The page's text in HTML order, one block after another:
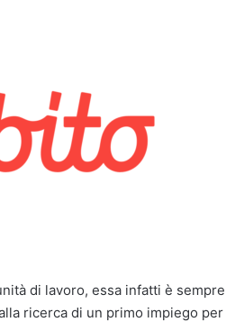
di lavoro, essa infatti è
ricerca di un primo impiego